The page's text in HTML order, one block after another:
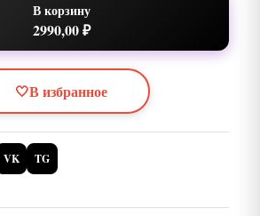
В корзину
2990,00 ₽
🤍В избранное
VK TG